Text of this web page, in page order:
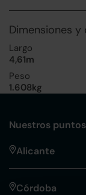
Dimensiones
Largo
4,61m
Peso
1.608kg
Nuestros
Alicante
Córdoba